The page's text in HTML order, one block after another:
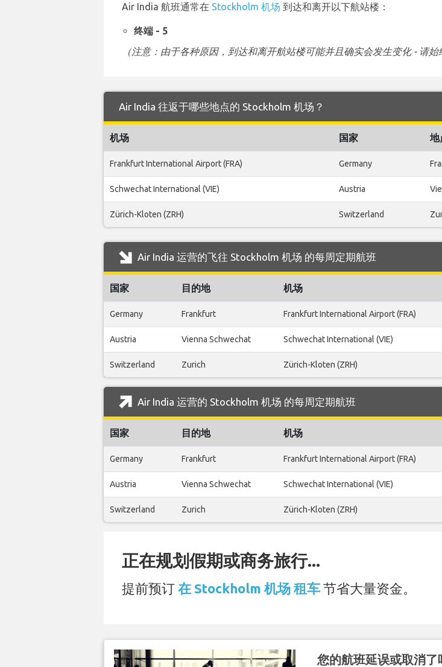
Air India 航班通常在 Stockholm 机场 到达和离开以下航站楼：
终端 - 5
（注意：由于各种原因，到达和离开航站楼可能并且确实会发生变化 - 请始
Air India 往返于哪些地点的 Stockholm 机场？
机场 国家 地
Frankfurt International Airport (FRA) Germany
Schwechat International (VIE) Austria
Zürich-Kloten (ZRH) Switzerland
Air India 运营的飞往 Stockholm 机场 的每周定期航班
国家 目的地 机场
Germany Frankfurt Frankfurt International Airport (FRA)
Austria Vienna Schwechat Schwechat International (VIE)
Switzerland Zurich Zürich-Kloten (ZRH)
Air India 运营的 Stockholm 机场 的每周定期航班
国家 目的地 机场
Germany Frankfurt Frankfurt International Airport (FRA)
Austria Vienna Schwechat Schwechat International (VIE)
Switzerland Zurich Zürich-Kloten (ZRH)
正在规划假期或商务旅行...
提前预订 在 Stockholm 机场 租车 节省大量资金。
您的航班延误或取消了